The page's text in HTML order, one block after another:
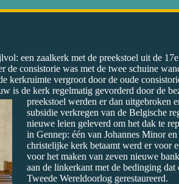
een zaalkerk met de preekstoel uit de
de consistorie was met de twee schuine
kerkruimte vergroot door de oude
is de kerk regelmatig gevorderd door de
preekstoel werden er dan uitgebroken
subsidie verkregen van de Belgische
nieuwe leien geleverd om het dak te
in Gennep: één van Johannes Minor
christelijke kerk betaamt werd er voor
voor het maken van zeven nieuwe
aan de linkerkant met de bedinging
Tweede Wereldoorlog gerestaureerd.